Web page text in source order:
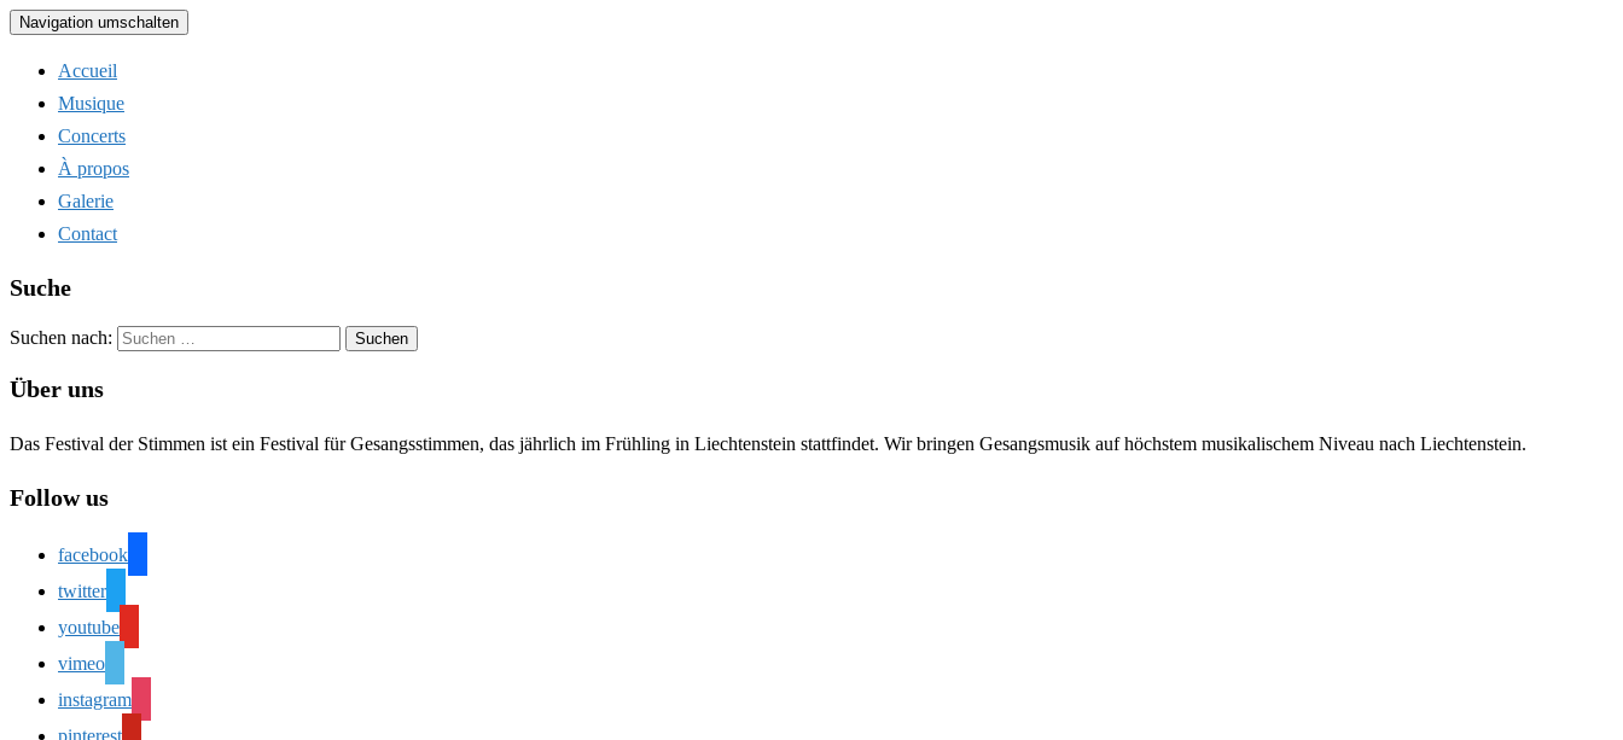
Navigation umschalten
Accueil
Musique
Concerts
À propos
Galerie
Contact
Suche
Suchen nach:
Über uns
Das Festival der Stimmen ist ein Festival für Gesangsstimmen, das jährlich im Frühling in Liechtenstein stattfindet. Wir bringen Gesangsmusik auf höchstem musikalischem Niveau nach Liechtenstein.
Follow us
facebook
twitter
youtube
vimeo
instagram
pinterest